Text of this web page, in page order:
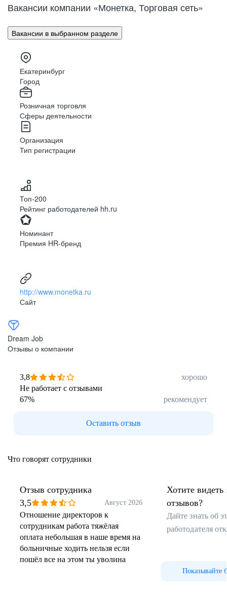
Вакансии компании «Монетка, Торговая сеть»
Вакансии в выбранном разделе
Екатеринбург
Город
Розничная торговля
Сферы деятельности
Организация
Тип регистрации
Топ-200
Рейтинг работодателей hh.ru
Номинант
Премия HR-бренд
http://www.monetka.ru
Сайт
Dream Job
Отзывы о компании
3,8
хорошо
Не работает с отзывами
67% рекомендует
Оставить отзыв
Что говорят сотрудники
Отзыв сотрудника
3,5
Август 2026
Отношение директоров к
сотрудникам работа тяжёлая
оплата небольшая в наше время на
больничные ходить нельзя если
пошёл все на этом ты уволина
Хотите видеть
отзывов?
Дайте знать об
работодателя
Показывайте